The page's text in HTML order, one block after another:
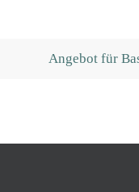
Angebot für